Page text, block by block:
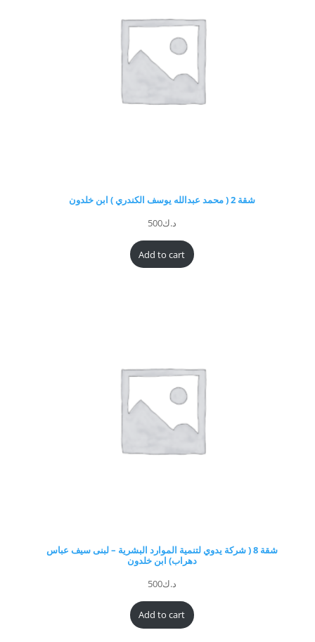
شقة 2 ( محمد عبدالله يوسف الكندري ) ابن خلدون
د.ك500
Add to cart
شقة 8 ( شركة يدوي لتنمية الموارد البشرية – لبنى سيف عباس
دهراب) ابن خلدون
د.ك500
Add to cart